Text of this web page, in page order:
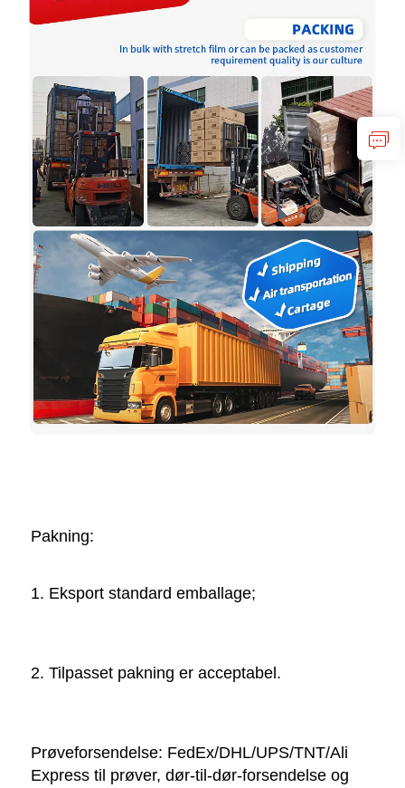
Pakning:
1. Eksport standard emballage;
2. Tilpasset pakning er acceptabel.
Prøveforsendelse: FedEx/DHL/UPS/TNT/Ali
Express til prøver, dør-til-dør-forsendelse og